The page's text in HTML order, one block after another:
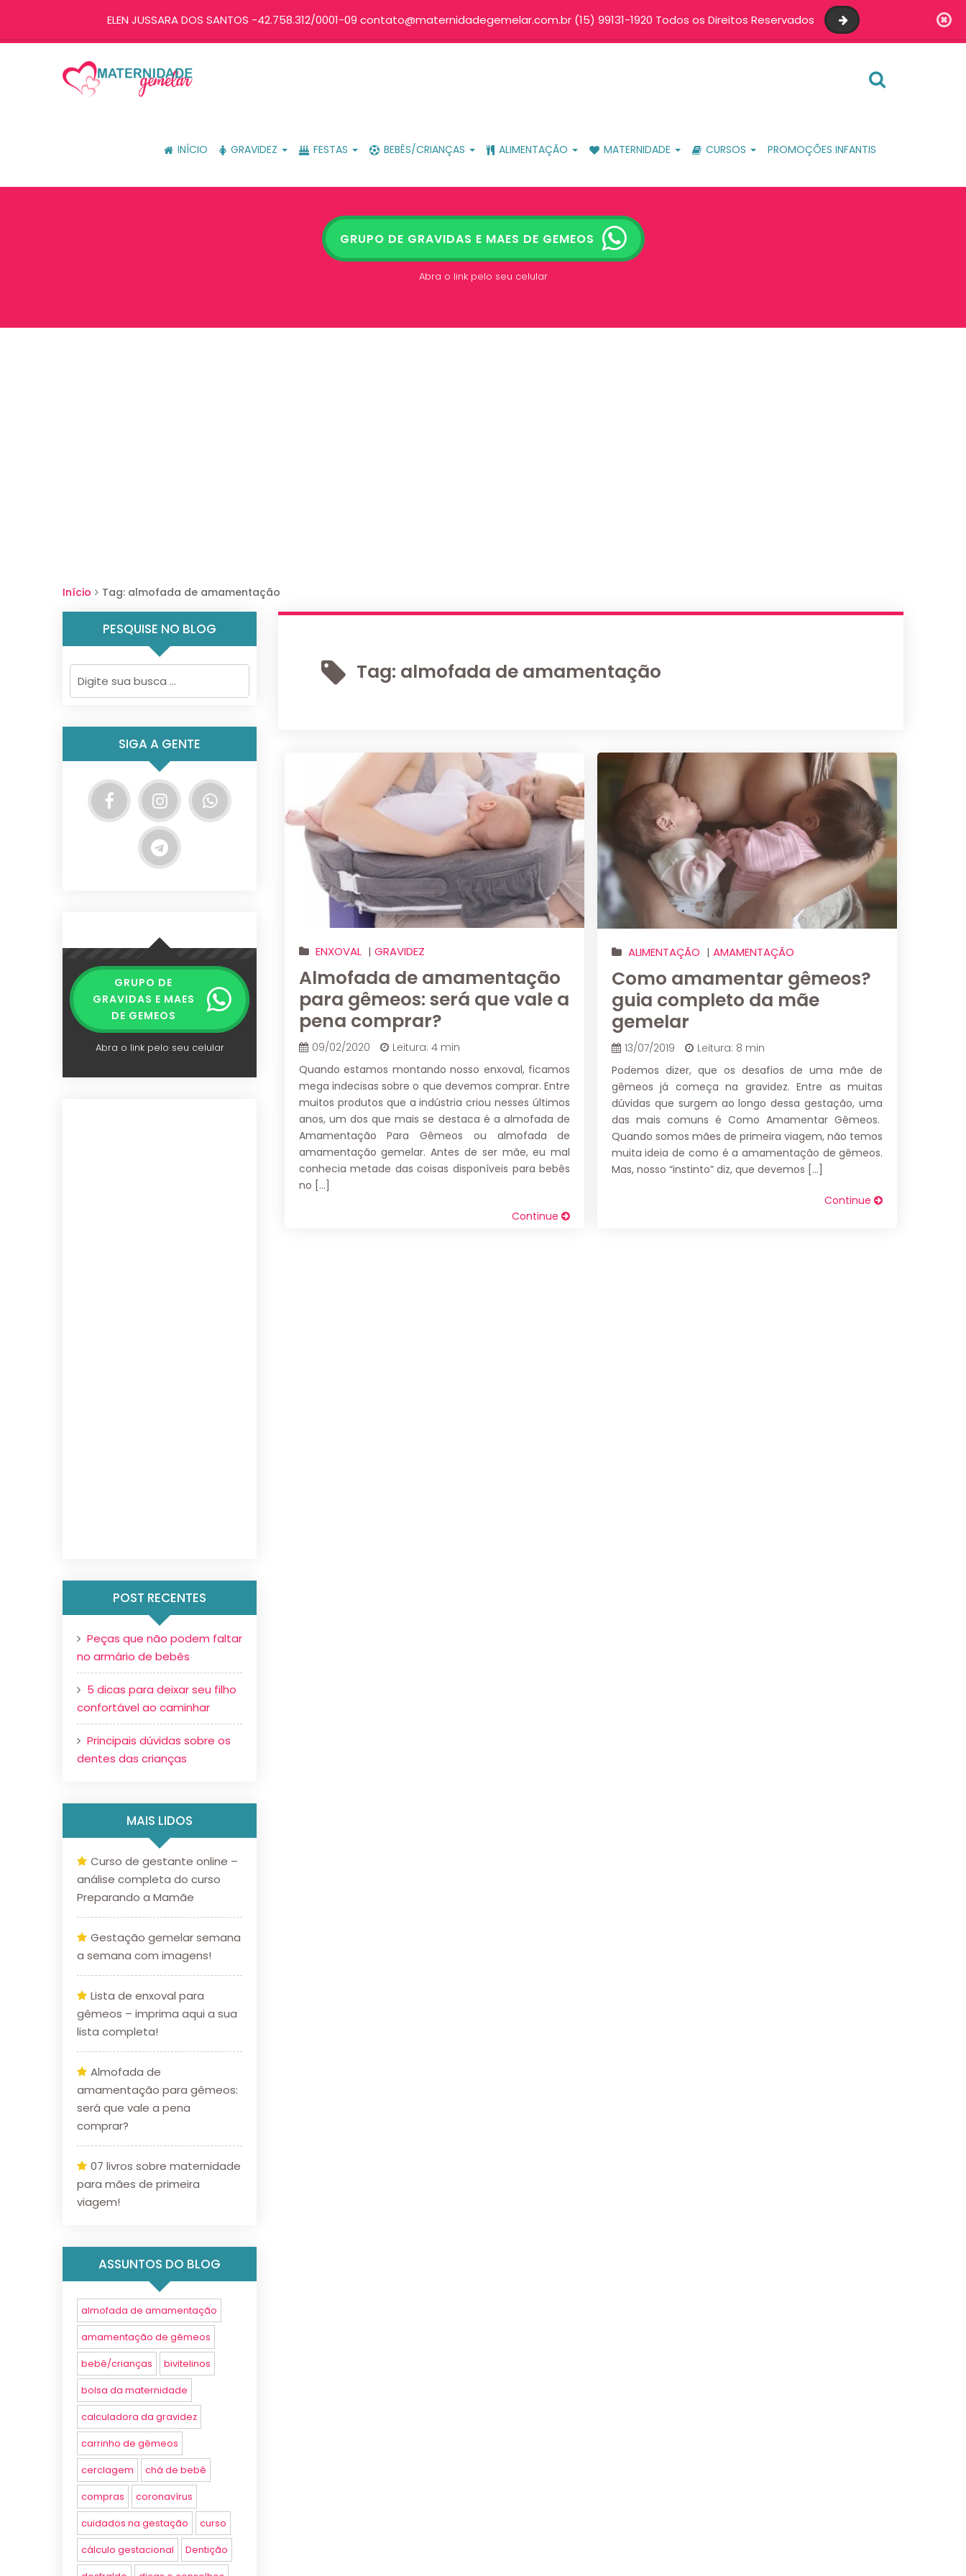
ELEN JUSSARA DOS SANTOS -42.758.312/0001-09 contato@maternidadegemelar.com.br (15) 99131-1920 Todos os Direitos Reservados
INÍCIO GRAVIDEZ FESTAS BEBÊS/CRIANÇAS ALIMENTAÇÃO MATERNIDADE CURSOS PROMOÇÕES INFANTIS
GRUPO DE GRAVIDAS E MAES DE GEMEOS
Abra o link pelo seu celular
Início Tag: almofada de amamentação
Tag: almofada de amamentação
ENXOVAL | GRAVIDEZ
Almofada de amamentação
para gêmeos: será que vale a
pena comprar?
09/02/2020
Leitura: 4 min
Quando estamos montando nosso enxoval, ficamos
mega indecisas sobre o que devemos comprar. Entre
muitos produtos que a indústria criou nesses últimos
anos, um dos que mais se destaca é a almofada de
Amamentação Para Gêmeos ou almofada de
amamentação gemelar. Antes de ser mãe, eu mal
conhecia metade das coisas disponíveis para bebês
no […]
Continue
ALIMENTAÇÃO | AMAMENTAÇÃO
Como amamentar gêmeos?
guia completo da mãe
gemelar
13/07/2019
Leitura: 8 min
Podemos dizer, que os desafios de uma mãe de
gêmeos já começa na gravidez. Entre as muitas
dúvidas que surgem ao longo dessa gestação, uma
das mais comuns é Como Amamentar Gêmeos.
Quando somos mães de primeira viagem, não temos
muita ideia de como é a amamentação de gêmeos.
Mas, nosso “instinto” diz, que devemos […]
Continue
PESQUISE NO BLOG
SIGA A GENTE
GRUPO DE
GRAVIDAS E MAES
DE GEMEOS
Abra o link pelo seu celular
POST RECENTES
Peças que não podem faltar
no armário de bebês
5 dicas para deixar seu filho
confortável ao caminhar
Principais dúvidas sobre os
dentes das crianças
MAIS LIDOS
Curso de gestante online –
análise completa do curso
Preparando a Mamãe
Gestação gemelar semana
a semana com imagens!
Lista de enxoval para
gêmeos – imprima aqui a sua
lista completa!
Almofada de
amamentação para gêmeos:
será que vale a pena
comprar?
07 livros sobre maternidade
para mães de primeira
viagem!
ASSUNTOS DO BLOG
almofada de amamentação
amamentação de gêmeos
bebê/crianças bivitelinos
bolsa da maternidade
calculadora da gravidez
carrinho de gêmeos
cerclagem chá de bebê
compras coronavírus
cuidados na gestação curso
cálculo gestacional Dentição